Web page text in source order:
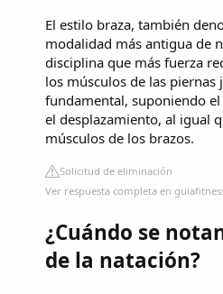
El estilo braza, también
modalidad más antigua de
disciplina que más fuerza
los músculos de las piernas
fundamental, suponiendo
el desplazamiento, al igual
músculos de los brazos.
Solicitud de eliminación
Ver respuesta completa en
¿Cuándo se
de la natación?